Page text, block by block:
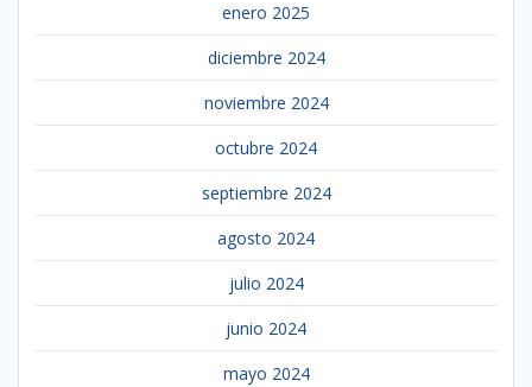
enero 2025
diciembre 2024
noviembre 2024
octubre 2024
septiembre 2024
agosto 2024
julio 2024
junio 2024
mayo 2024